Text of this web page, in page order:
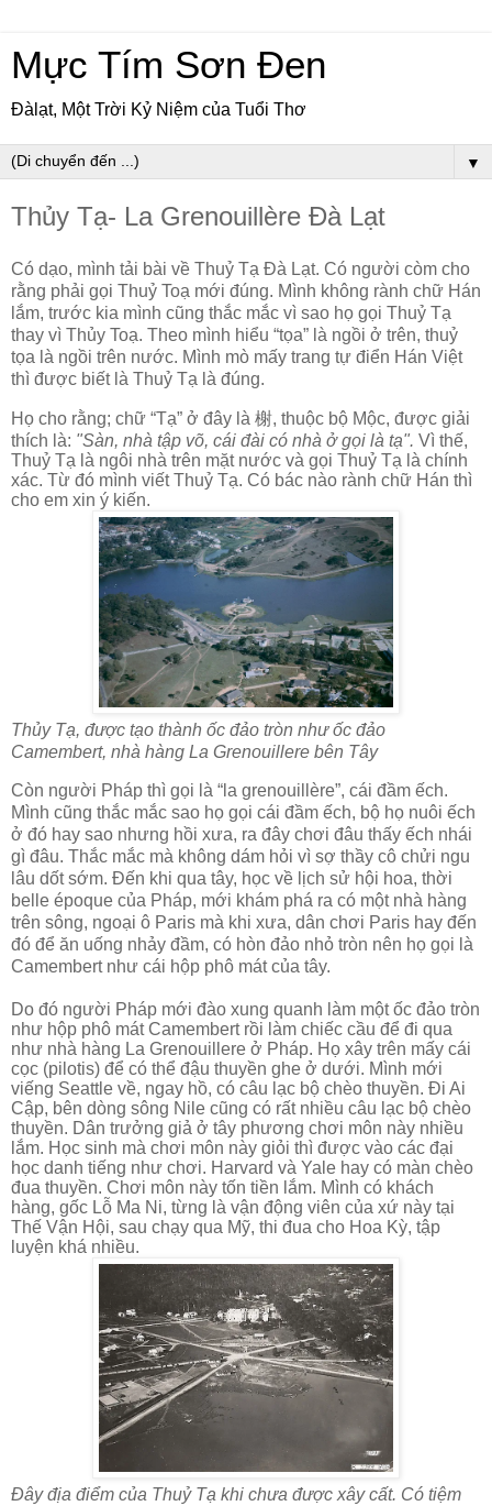
Mực Tím Sơn Đen
Đàlạt, Một Trời Kỷ Niệm của Tuổi Thơ
▼
Thủy Tạ- La Grenouillère Đà Lạt
Có dạo, mình tải bài về Thuỷ Tạ Đà Lạt. Có người còm cho
rằng phải gọi Thuỷ Toạ mới đúng. Mình không rành chữ Hán
lắm, trước kia mình cũng thắc mắc vì sao họ gọi Thuỷ Tạ
thay vì Thủy Toạ. Theo mình hiểu “tọa” là ngồi ở trên, thuỷ
tọa là ngồi trên nước. Mình mò mấy trang tự điển Hán Việt
thì được biết là Thuỷ Tạ là đúng.
Họ cho rằng; chữ “Tạ” ở đây là 榭, thuộc bộ Mộc, được giải
thích là: "Sàn, nhà tập võ, cái đài có nhà ở gọi là tạ". Vì thế,
Thuỷ Tạ là ngôi nhà trên mặt nước và gọi Thuỷ Tạ là chính
xác. Từ đó mình viết Thuỷ Tạ. Có bác nào rành chữ Hán thì
cho em xin ý kiến.
Thủy Tạ, được tạo thành ốc đảo tròn như ốc đảo
Camembert, nhà hàng La Grenouillere bên Tây
Còn người Pháp thì gọi là “la grenouillère”, cái đầm ếch.
Mình cũng thắc mắc sao họ gọi cái đầm ếch, bộ họ nuôi ếch
ở đó hay sao nhưng hồi xưa, ra đây chơi đâu thấy ếch nhái
gì đâu. Thắc mắc mà không dám hỏi vì sợ thầy cô chửi ngu
lâu dốt sớm. Đến khi qua tây, học về lịch sử hội hoa, thời
belle époque của Pháp, mới khám phá ra có một nhà hàng
trên sông, ngoại ô Paris mà khi xưa, dân chơi Paris hay đến
đó để ăn uống nhảy đầm, có hòn đảo nhỏ tròn nên họ gọi là
Camembert như cái hộp phô mát của tây.
Do đó người Pháp mới đào xung quanh làm một ốc đảo tròn
như hộp phô mát Camembert rồi làm chiếc cầu để đi qua
như nhà hàng La Grenouillere ở Pháp. Họ xây trên mấy cái
cọc (pilotis) để có thể đậu thuyền ghe ở dưới. Mình mới
viếng Seattle về, ngay hồ, có câu lạc bộ chèo thuyền. Đi Ai
Cập, bên dòng sông Nile cũng có rất nhiều câu lạc bộ chèo
thuyền. Dân trưởng giả ở tây phương chơi môn này nhiều
lắm. Học sinh mà chơi môn này giỏi thì được vào các đại
học danh tiếng như chơi. Harvard và Yale hay có màn chèo
đua thuyền. Chơi môn này tốn tiền lắm. Mình có khách
hàng, gốc Lỗ Ma Ni, từng là vận động viên của xứ này tại
Thế Vận Hội, sau chạy qua Mỹ, thi đua cho Hoa Kỳ, tập
luyện khá nhiều.
Đây địa điểm của Thuỷ Tạ khi chưa được xây cất. Có tiệm